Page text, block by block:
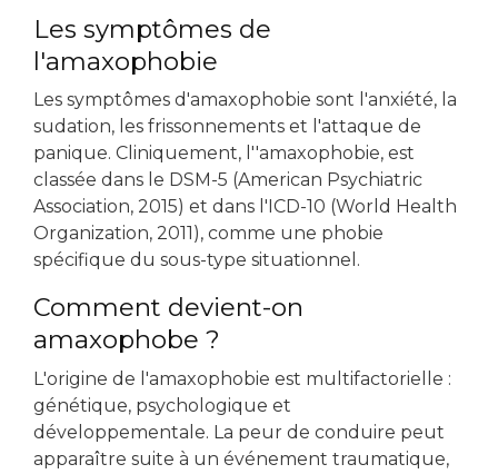
Les symptômes de
l'amaxophobie
Les symptômes d'amaxophobie sont l'anxiété, la
sudation, les frissonnements et l'attaque de
panique. Cliniquement, l''amaxophobie, est
classée dans le DSM-5 (American Psychiatric
Association, 2015) et dans l'ICD-10 (World Health
Organization, 2011), comme une phobie
spécifique du sous-type situationnel.
Comment devient-on
amaxophobe ?
L'origine de l'amaxophobie est multifactorielle :
génétique, psychologique et
développementale. La peur de conduire peut
apparaître suite à un événement traumatique,